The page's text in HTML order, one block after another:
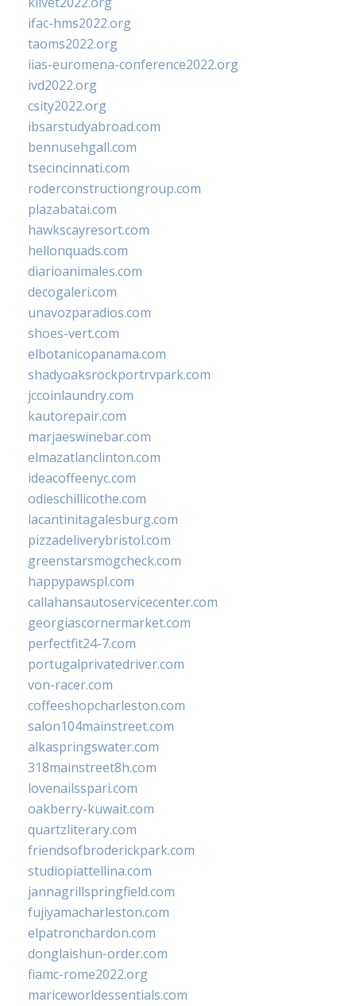
ifac-hms2022.org
taoms2022.org
iias-euromena-conference2022.org
ivd2022.org
csity2022.org
ibsarstudyabroad.com
bennusehgall.com
tsecincinnati.com
roderconstructiongroup.com
plazabatai.com
hawkscayresort.com
hellonquads.com
diarioanimales.com
decogaleri.com
unavozparadios.com
shoes-vert.com
elbotanicopanama.com
shadyoaksrockportrvpark.com
jccoinlaundry.com
kautorepair.com
marjaeswinebar.com
elmazatlanclinton.com
ideacoffeenyc.com
odieschillicothe.com
lacantinitagalesburg.com
pizzadeliverybristol.com
greenstarsmogcheck.com
happypawspl.com
callahansautoservicecenter.com
georgiascornermarket.com
perfectfit24-7.com
portugalprivatedriver.com
von-racer.com
coffeeshopcharleston.com
salon104mainstreet.com
alkaspringswater.com
318mainstreet8h.com
lovenailsspari.com
oakberry-kuwait.com
quartzliterary.com
friendsofbroderickpark.com
studiopiattellina.com
jannagrillspringfield.com
fujiyamacharleston.com
elpatronchardon.com
donglaishun-order.com
fiamc-rome2022.org
mariceworldessentials.com